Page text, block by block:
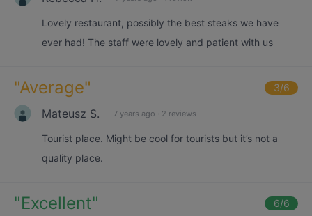
Lovely restaurant, possibly the best steaks we have
ever had! The staff were lovely and patient with us
"Average" 3/6
Mateusz S. 7 years ago · 2 reviews
Tourist place. Might be cool for tourists but it’s not a
quality place.
"Excellent" 6/6